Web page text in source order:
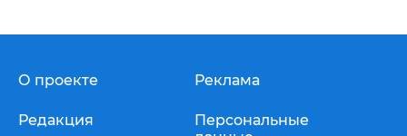
О проекте
Редакция
Реклама
Персональные